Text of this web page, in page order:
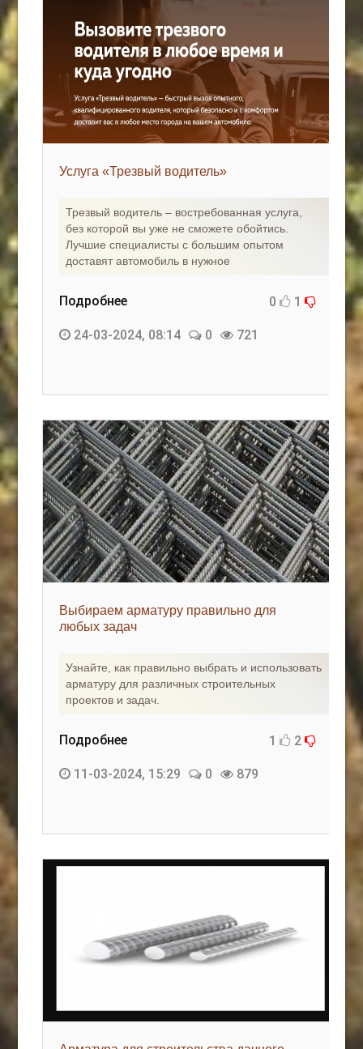
Услуга «Трезвый водитель»
Трезвый водитель – востребованная услуга,
без которой вы уже не сможете обойтись.
Лучшие специалисты с большим опытом
доставят автомобиль в нужное
Подробнее 0 1
24-03-2024, 08:14 0 721
Выбираем арматуру правильно для
любых задач
Узнайте, как правильно выбрать и использовать
арматуру для различных строительных
проектов и задач.
Подробнее 1 2
11-03-2024, 15:29 0 879